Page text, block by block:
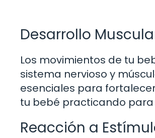
Desarrollo
Los movimientos de tu
sistema nervioso y
esenciales para
tu bebé practicando
Reacción a